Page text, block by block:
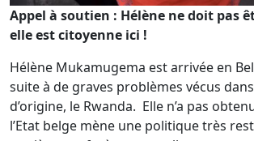
Appel à soutien : Hélène ne doit pas
elle est citoyenne ici !
Hélène Mukamugema est arrivée en
suite à de graves problèmes vécus
d’origine, le Rwanda. Elle n’a pas
l’Etat belge mène une politique très